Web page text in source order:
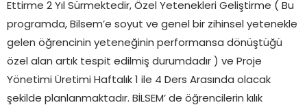
Ettirme 2 Yıl Sürmektedir, Özel Yetenekleri Geliştirme ( Bu
programda, Bilsem’e soyut ve genel bir zihinsel yetenekle
gelen öğrencinin yeteneğinin performansa dönüştüğü
özel alan artık tespit edilmiş durumdadır ) ve Proje
Yönetimi Üretimi Haftalık 1 ile 4 Ders Arasında olacak
şekilde planlanmaktadır. BİLSEM’ de öğrencilerin kılık